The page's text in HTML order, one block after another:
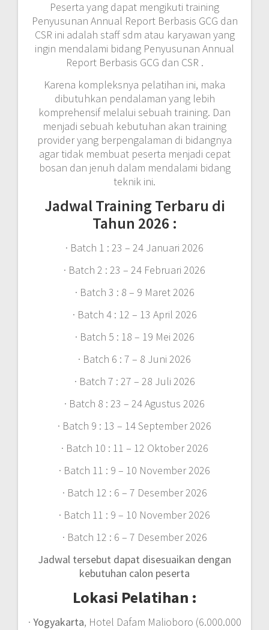
Peserta yang dapat mengikuti training
Penyusunan Annual Report Berbasis GCG dan
CSR ini adalah staff sdm atau karyawan yang
ingin mendalami bidang Penyusunan Annual
Report Berbasis GCG dan CSR .
Karena kompleksnya pelatihan ini, maka
dibutuhkan pendalaman yang lebih
komprehensif melalui sebuah training. Dan
menjadi sebuah kebutuhan akan training
provider yang berpengalaman di bidangnya
agar tidak membuat peserta menjadi cepat
bosan dan jenuh dalam mendalami bidang
teknik ini.
Jadwal Training Terbaru di
Tahun 2026 :
· Batch 1 : 23 – 24 Januari 2026
· Batch 2 : 23 – 24 Februari 2026
· Batch 3 : 8 – 9 Maret 2026
· Batch 4 : 12 – 13 April 2026
· Batch 5 : 18 – 19 Mei 2026
· Batch 6 : 7 – 8 Juni 2026
· Batch 7 : 27 – 28 Juli 2026
· Batch 8 : 23 – 24 Agustus 2026
· Batch 9 : 13 – 14 September 2026
· Batch 10 : 11 – 12 Oktober 2026
· Batch 11 : 9 – 10 November 2026
· Batch 12 : 6 – 7 Desember 2026
· Batch 11 : 9 – 10 November 2026
· Batch 12 : 6 – 7 Desember 2026
Jadwal tersebut dapat disesuaikan dengan
kebutuhan calon peserta
Lokasi Pelatihan :
· Yogyakarta, Hotel Dafam Malioboro (6.000.000